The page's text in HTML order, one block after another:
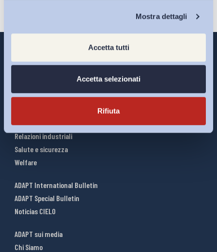
Mostra dettagli
Accetta tutti
Accetta selezionati
Rifiuta
Infografiche
Mercato del lavoro
Relazioni industriali
Salute e sicurezza
Welfare
ADAPT International Bulletin
ADAPT Special Bulletin
Noticias CIELO
ADAPT sui media
Chi Siamo